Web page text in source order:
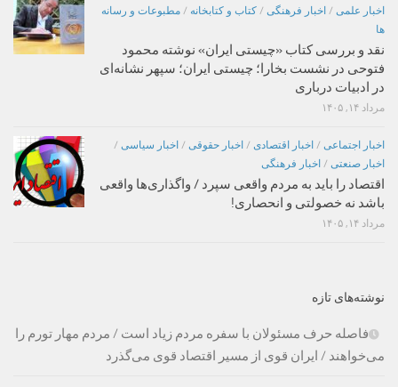
اخبار علمی / اخبار فرهنگی / کتاب و کتابخانه / مطبوعات و رسانه
ها
نقد و بررسی کتاب «چیستی ایران» نوشته محمود
فتوحی در نشست بخارا؛ چیستی ایران؛ سپهر نشانه‌ای
در ادبیات درباری
مرداد ۱۴, ۱۴۰۵
اخبار اجتماعی / اخبار اقتصادی / اخبار حقوقی / اخبار سیاسی /
اخبار صنعتی / اخبار فرهنگی
اقتصاد را باید به مردم واقعی سپرد / واگذاری‌ها واقعی
باشد نه خصولتی و انحصاری!
مرداد ۱۴, ۱۴۰۵
نوشته‌های تازه
فاصله حرف مسئولان با سفره مردم زیاد است / مردم مهار تورم را
می‌خواهند / ایران قوی از مسیر اقتصاد قوی می‌گذرد